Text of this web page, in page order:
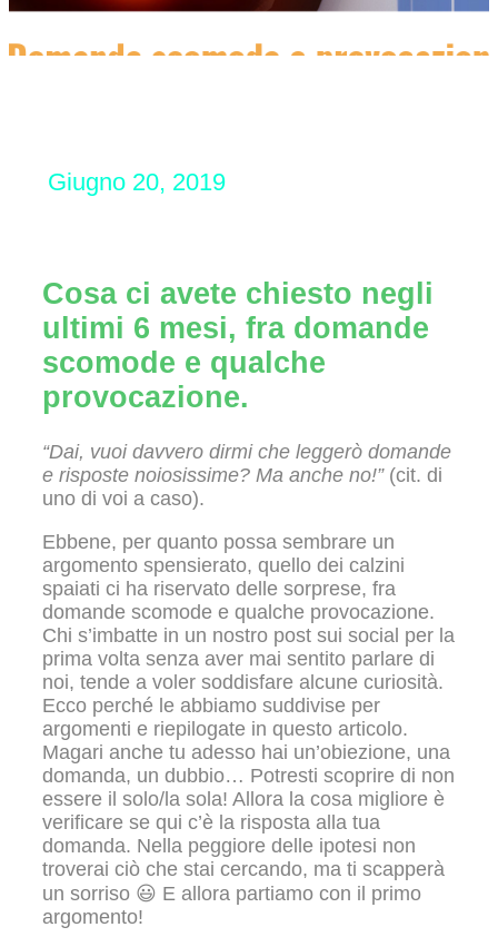
Giugno 20, 2019
Cosa ci avete chiesto negli
ultimi 6 mesi, fra domande
scomode e qualche
provocazione.
“Dai, vuoi davvero dirmi che leggerò domande
e risposte noiosissime? Ma anche no!” (cit. di
uno di voi a caso).
Ebbene, per quanto possa sembrare un
argomento spensierato, quello dei calzini
spaiati ci ha riservato delle sorprese, fra
domande scomode e qualche provocazione.
Chi s’imbatte in un nostro post sui social per la
prima volta senza aver mai sentito parlare di
noi, tende a voler soddisfare alcune curiosità.
Ecco perché le abbiamo suddivise per
argomenti e riepilogate in questo articolo.
Magari anche tu adesso hai un’obiezione, una
domanda, un dubbio… Potresti scoprire di non
essere il solo/la sola! Allora la cosa migliore è
verificare se qui c’è la risposta alla tua
domanda. Nella peggiore delle ipotesi non
troverai ciò che stai cercando, ma ti scapperà
un sorriso 😃 E allora partiamo con il primo
argomento!